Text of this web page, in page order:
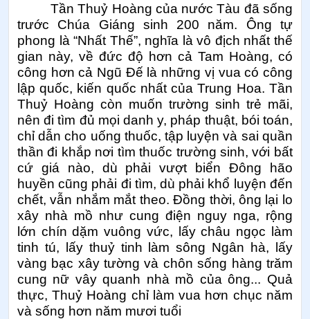
Tần Thuỷ Hoàng của nước Tàu đã sống
trước Chúa Giáng sinh 200 năm. Ông tự
phong là “Nhất Thế”, nghĩa là vô địch nhất thế
gian này, về đức độ hơn cả Tam Hoàng, có
công hơn cả Ngũ Đế là những vị vua có công
lập quốc, kiến quốc nhất của Trung Hoa. Tần
Thuỷ Hoàng còn muốn trường sinh trẻ mãi,
nên đi tìm đủ mọi danh y, pháp thuật, bói toán,
chỉ dẫn cho uống thuốc, tập luyện và sai quần
thần đi khắp nơi tìm thuốc trường sinh, với bất
cứ giá nào, dù phải vượt biển Đông hão
huyền cũng phải đi tìm, dù phải khổ luyện đến
chết, vẫn nhắm mắt theo. Đồng thời, ông lại lo
xây nhà mồ như cung điện nguy nga, rộng
lớn chín dặm vuông vức, lấy châu ngọc làm
tinh tú, lấy thuỷ tinh làm sông Ngân hà, lấy
vàng bạc xây tường và chôn sống hàng trăm
cung nữ vây quanh nhà mồ của ông... Quả
thực, Thuỷ Hoàng chỉ làm vua hơn chục năm
và sống hơn năm mươi tuổi